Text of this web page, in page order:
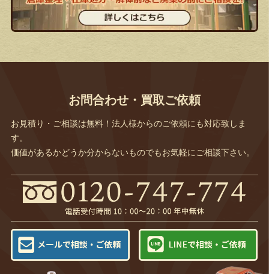
お問合わせ・買取ご依頼
お見積り・ご相談は無料！法人様からのご依頼にも対応致しま
す。
価値があるかどうか分からないものでもお気軽にご相談下さい。